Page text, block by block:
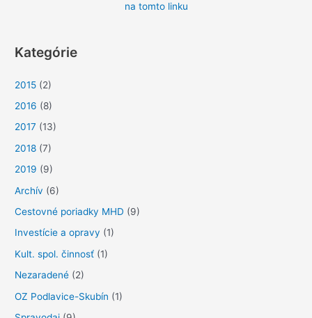
ť
na tomto linku
Kategórie
2015 (2)
2016 (8)
2017 (13)
2018 (7)
2019 (9)
Archív (6)
Cestovné poriadky MHD (9)
Investície a opravy (1)
Kult. spol. činnosť (1)
Nezaradené (2)
OZ Podlavice-Skubín (1)